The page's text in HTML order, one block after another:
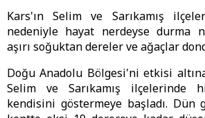
Kars'ın Selim ve Sarıkamış
nedeniyle hayat nerdeyse durma
aşırı soğuktan dereler ve ağaçlar
Doğu Anadolu Bölgesi'ni etkisi
Selim ve Sarıkamış ilçelerinde
kendisini göstermeye başladı. Dün